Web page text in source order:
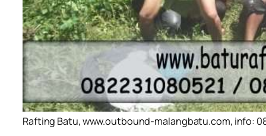
Rafting Batu, www.outbound-malangbatu.com, info: